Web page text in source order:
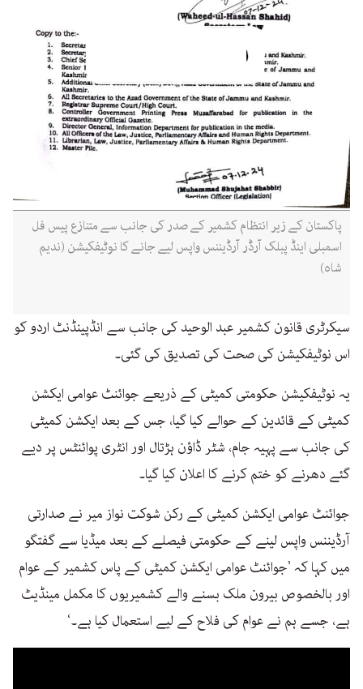
پاکستان کے زیر انتظام کشمیر کے صدر کی جانب سے متنازع پیس فل
اسمبلی اینڈ پبلک آرڈر آرڈیننس واپس لیے جانے کا نوٹیفکیشن (ندیم
شاہ)
سیکرٹری قانون کشمیر عبد الوحید کی جانب سے انڈپینڈنٹ اردو کو
اس نوٹیفکیشن کی صحت کی تصدیق کی گئی۔
یہ نوٹیفکیشن حکومتی کمیٹی کے ذریعے جوائنٹ عوامی ایکشن
کمیٹی کے قائدین کے حوالے کیا گیا، جس کے بعد ایکشن کمیٹی
کی جانب سے پہیہ جام، شٹر ڈاؤن ہڑتال اور انٹری پوائنٹس پر دیے
گئے دھرنے کو ختم کرنے کا اعلان کیا گیا۔
جوائنٹ عوامی ایکشن کمیٹی کے رکن شوکت نواز میر نے صدارتی
آرڈیننس واپس لینے کے حکومتی فیصلے کے بعد میڈیا سے گفتگو
میں کہا کہ ’جوائنٹ عوامی ایکشن کمیٹی کے پاس کشمیر کے عوام
اور بالخصوص بیرون ملک بسنے والے کشمیریوں کا مکمل مینڈیٹ
ہے، جسے ہم نے عوام کی فلاح کے لیے استعمال کیا ہے۔‘